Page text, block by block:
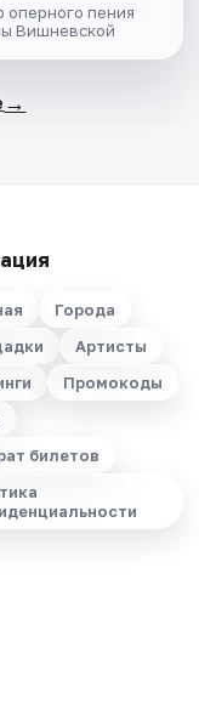
оперного пения
Вишневской
→
Города
Артисты
Промокоды
билетов